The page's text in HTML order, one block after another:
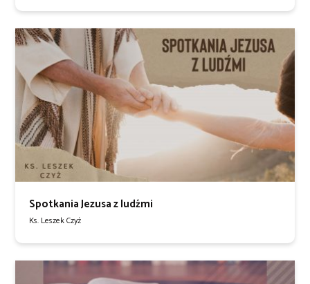
Spotkania Jezusa z ludźmi
Ks. Leszek Czyż